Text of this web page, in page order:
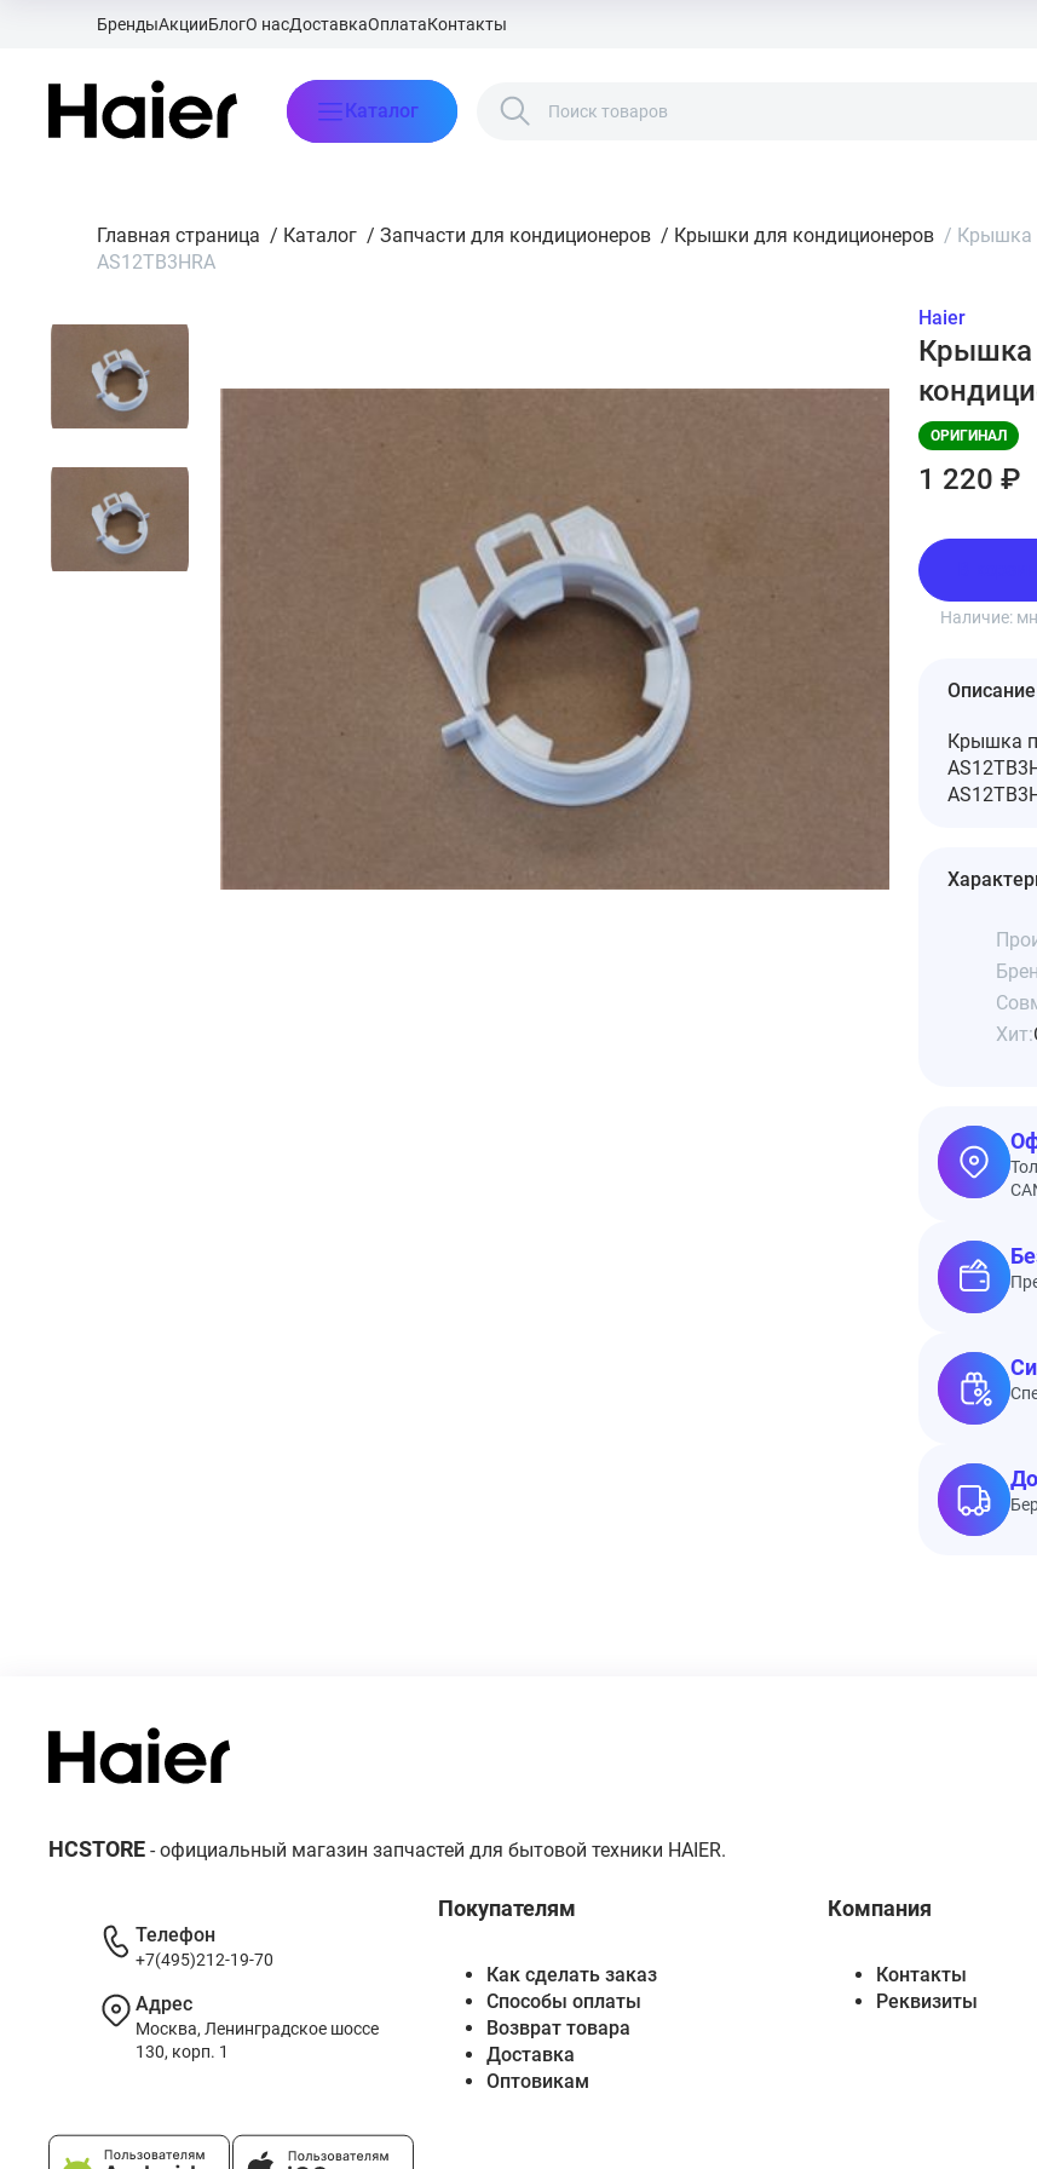
БрендыАкцииБлогО насДоставкаОплатаКонтакты
Каталог
Главная страница / Каталог / Запчасти для кондиционеров / Крышки для кондиционеров / Крышка
AS12TB3HRA
Haier
Крышка
ОРИГИНАЛ
1 220 ₽
Наличие:
Описание
Крышка
Хит:
HCSTORE - официальный магазин запчастей для бытовой техники HAIER.
Покупателям
Как сделать заказ
Способы оплаты
Возврат товара
Доставка
Оптовикам
Компания
Контакты
Реквизиты
Телефон
+7(495)212-19-70
Адрес
Москва, Ленинградское шоссе
130, корп. 1